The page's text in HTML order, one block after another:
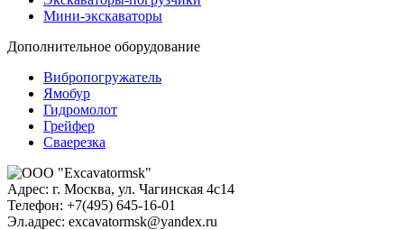
Мини-экскаваторы
Дополнительное оборудование
Вибропогружатель
Ямобур
Гидромолот
Грейфер
Сваерезка
Адрес: г. Москва, ул. Чагинская 4с14
Телефон: +7(495) 645-16-01
Эл.адрес: excavatormsk@yandex.ru